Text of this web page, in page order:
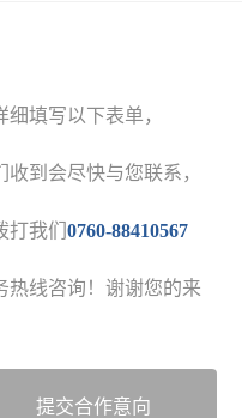
细填写以下表单，
收到会尽快与您联系，
打我们0760-88410567
热线咨询！谢谢您的来
提交合作意向